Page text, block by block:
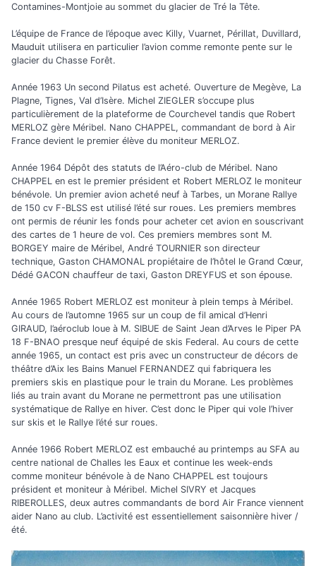
Contamines-Montjoie au sommet du glacier de Tré la Tête.
L’équipe de France de l’époque avec Killy, Vuarnet, Périllat, Duvillard,
Mauduit utilisera en particulier l’avion comme remonte pente sur le
glacier du Chasse Forêt.
Année 1963 Un second Pilatus est acheté. Ouverture de Megève, La
Plagne, Tignes, Val d’Isère. Michel ZIEGLER s’occupe plus
particulièrement de la plateforme de Courchevel tandis que Robert
MERLOZ gère Méribel. Nano CHAPPEL, commandant de bord à Air
France devient le premier élève du moniteur MERLOZ.
Année 1964 Dépôt des statuts de l’Aéro-club de Méribel. Nano
CHAPPEL en est le premier président et Robert MERLOZ le moniteur
bénévole. Un premier avion acheté neuf à Tarbes, un Morane Rallye
de 150 cv F-BLSS est utilisé l’été sur roues. Les premiers membres
ont permis de réunir les fonds pour acheter cet avion en souscrivant
des cartes de 1 heure de vol. Ces premiers membres sont M.
BORGEY maire de Méribel, André TOURNIER son directeur
technique, Gaston CHAMONAL propiétaire de l’hôtel le Grand Cœur,
Dédé GACON chauffeur de taxi, Gaston DREYFUS et son épouse.
Année 1965 Robert MERLOZ est moniteur à plein temps à Méribel.
Au cours de l’automne 1965 sur un coup de fil amical d’Henri
GIRAUD, l’aéroclub loue à M. SIBUE de Saint Jean d’Arves le Piper PA
18 F-BNAO presque neuf équipé de skis Federal. Au cours de cette
année 1965, un contact est pris avec un constructeur de décors de
théâtre d’Aix les Bains Manuel FERNANDEZ qui fabriquera les
premiers skis en plastique pour le train du Morane. Les problèmes
liés au train avant du Morane ne permettront pas une utilisation
systématique de Rallye en hiver. C’est donc le Piper qui vole l’hiver
sur skis et le Rallye l’été sur roues.
Année 1966 Robert MERLOZ est embauché au printemps au SFA au
centre national de Challes les Eaux et continue les week-ends
comme moniteur bénévole à de Nano CHAPPEL est toujours
président et moniteur à Méribel. Michel SIVRY et Jacques
RIBEROLLES, deux autres commandants de bord Air France viennent
aider Nano au club. L’activité est essentiellement saisonnière hiver /
été.